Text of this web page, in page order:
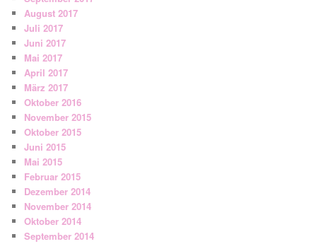
August 2017
Juli 2017
Juni 2017
Mai 2017
April 2017
März 2017
Oktober 2016
November 2015
Oktober 2015
Juni 2015
Mai 2015
Februar 2015
Dezember 2014
November 2014
Oktober 2014
September 2014